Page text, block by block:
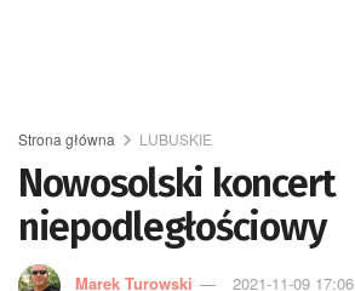
Strona główna LUBUSKIE
Nowosolski koncert
niepodległościowy
Marek Turowski 2021-11-09 17:06